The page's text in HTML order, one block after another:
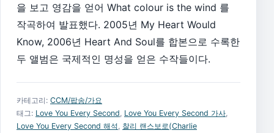
을 보고 영감을 얻어 What colour is the wind 를
작곡하여 발표했다. 2005년 My Heart Would
Know, 2006년 Heart And Soul를 합본으로 수록한
두 앨범은 국제적인 명성을 얻은 수작들이다.
카테고리: CCM/팝송/가요
태그: Love You Every Second Love You Every Second 가사
Love You Every Second 해석 찰리 랜스보로(Charlie